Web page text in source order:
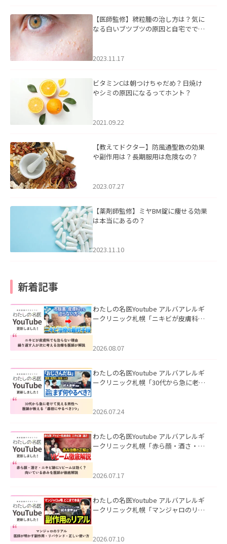
【医師監修】稗粒腫の治し方は？気に
なる白いブツブツの原因と自宅ででき
2023.11.17
ビタミンCは朝つけちゃだめ？日焼け
やシミの原因になるってホント？
2021.09.22
【教えてドクター】防風通聖散の効果
や副作用は？長期服用は危険なの？
2023.07.27
【薬剤師監修】ミヤBM錠に痩せる効果
は本当にあるの？
2023.11.10
新着記事
わたしの名医Youtube アルバアレルギ
ークリニック札幌「ニキビが皮膚科で
ました。
2026.08.07
わたしの名医Youtube アルバアレルギ
ークリニック札幌「30代から急に老け
た。
2026.07.24
わたしの名医Youtube アルバアレルギ
ークリニック札幌「赤ら顔・酒さ・ニ
した。
2026.07.17
わたしの名医Youtube アルバアレルギ
ークリニック札幌「マンジャロのリア
た。
2026.07.10